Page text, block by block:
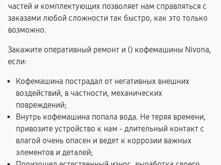
частей и комплектующих позволяет нам справляться с
заказами любой сложности так быстро, как это только
возможно.
Закажите оперативный ремонт и () кофемашины Nivona,
если:
Кофемашина пострадал от негативных внешних
воздействий, в частности, механических
повреждений;
Внутрь кофемашина попала вода. Не теряя времени,
привозите устройство к нам - длительный контакт с
влагой очень опасен и ведет к коррозии важных
элементов и деталей;